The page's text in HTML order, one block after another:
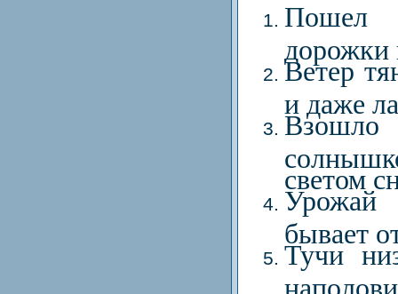
Пошел
дорожки
Ветер
и даже
Взошло
светом
Урожай
бывает
Тучи